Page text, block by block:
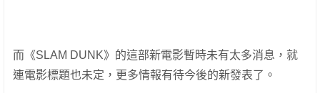
而《SLAM DUNK》的這部新電影暫時未有太多消息，就
連電影標題也未定，更多情報有待今後的新發表了。